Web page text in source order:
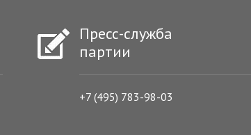
Пресс-служба
партии
+7 (495) 783-98-03